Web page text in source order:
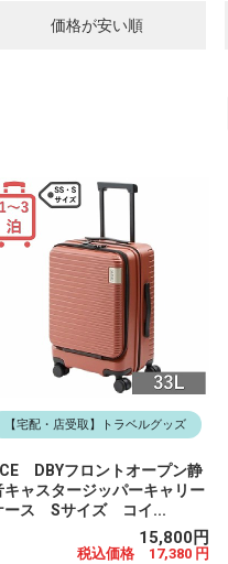
価格が安い順
【宅配・店受取】トラベルグッズ
DBYフロントオープン静
キャスタージッパーキャリー
ース Sサイズ コイ...
15,800円
税込価格 17,380 円